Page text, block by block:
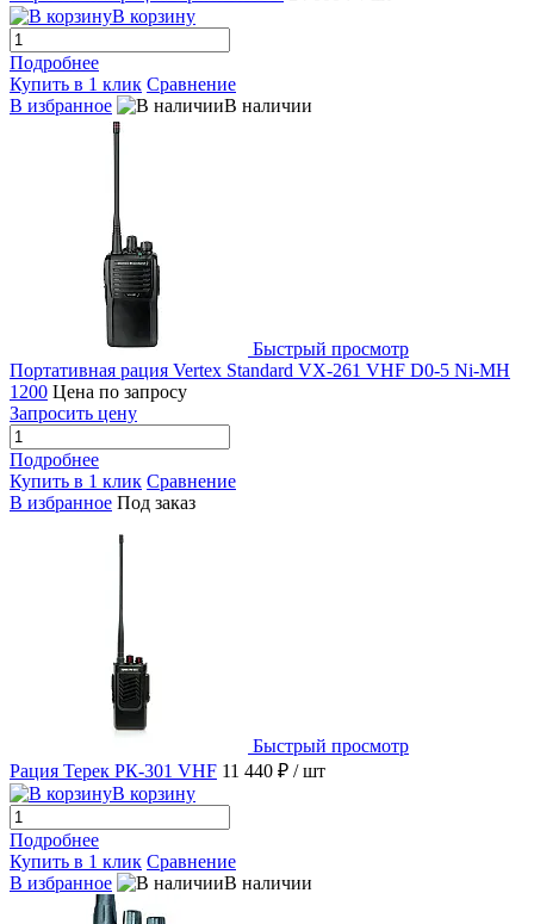
В корзину
Подробнее
Купить в 1 клик Сравнение
В избранное
В наличии
Быстрый просмотр
Портативная рация Vertex Standard VX-261 VHF D0-5 Ni-MH
1200 Цена по запросу
Запросить цену
Подробнее
Купить в 1 клик Сравнение
В избранное Под заказ
Быстрый просмотр
Рация Терек РК-301 VHF 11 440 ₽ / шт
В корзину
Подробнее
Купить в 1 клик Сравнение
В избранное
В наличии